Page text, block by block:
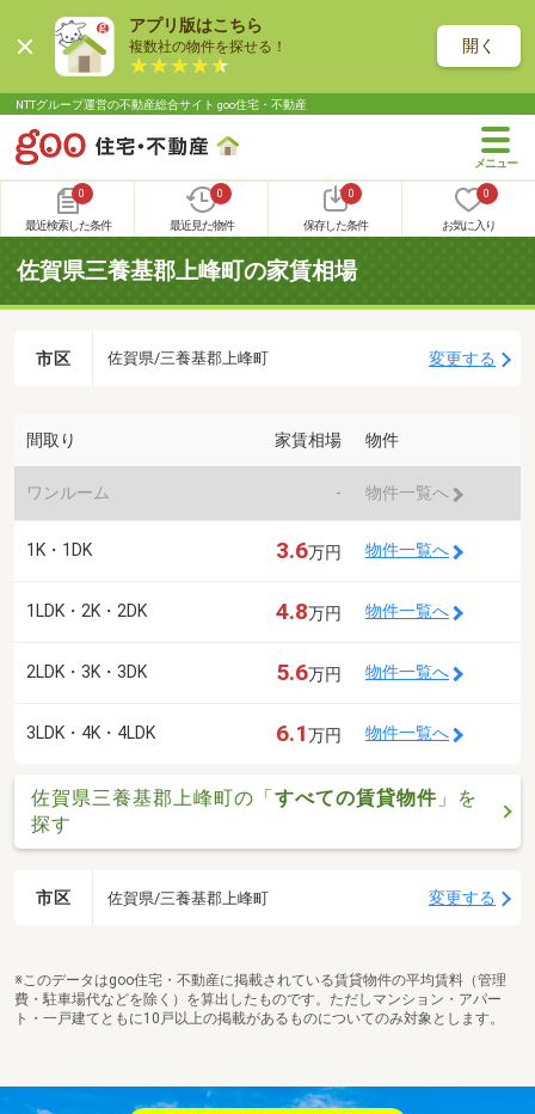
アプリ版はこちら
複数社の物件を探せる！ 開く
NTTグループ運営の不動産総合サイト goo住宅・不動産
0
最近検索した条件
0
最近見た物件
0
保存した条件
0
お気に入り
佐賀県三養基郡上峰町の家賃相場
市区 佐賀県/三養基郡上峰町 変更する
間取り 家賃相場 物件
ワンルーム - 物件一覧へ
1K・1DK 3.6万円 物件一覧へ
1LDK・2K・2DK 4.8万円 物件一覧へ
2LDK・3K・3DK 5.6万円 物件一覧へ
3LDK・4K・4LDK 6.1万円 物件一覧へ
佐賀県三養基郡上峰町の「すべての賃貸物件 」を
探す
市区 佐賀県/三養基郡上峰町 変更する
※このデータはgoo住宅・不動産に掲載されている賃貸物件の平均賃料（管理
費・駐車場代などを除く）を算出したものです。ただしマンション・アパー
ト・一戸建てともに10戸以上の掲載があるものについてのみ対象とします。